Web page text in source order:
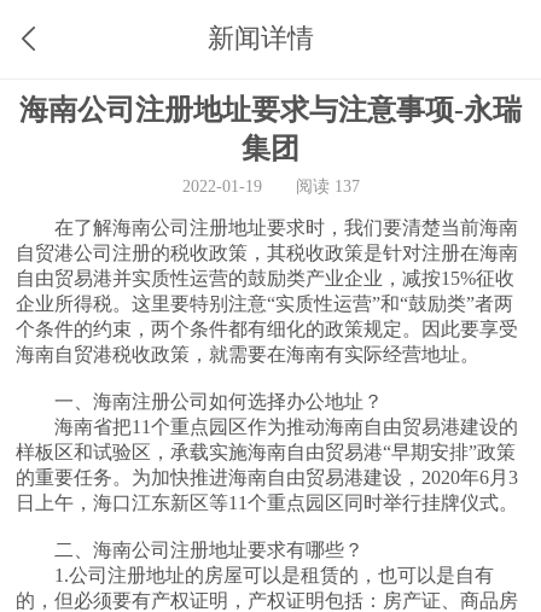
新闻详情
海南公司注册地址要求与注意事项-永瑞
集团
2022-01-19 阅读 137
在了解海南公司注册地址要求时，我们要清楚当前海南
自贸港公司注册的税收政策，其税收政策是针对注册在海南
自由贸易港并实质性运营的鼓励类产业企业，减按15%征收
企业所得税。这里要特别注意“实质性运营”和“鼓励类”者两
个条件的约束，两个条件都有细化的政策规定。因此要享受
海南自贸港税收政策，就需要在海南有实际经营地址。
一、海南注册公司如何选择办公地址？
海南省把11个重点园区作为推动海南自由贸易港建设的
样板区和试验区，承载实施海南自由贸易港“早期安排”政策
的重要任务。为加快推进海南自由贸易港建设，2020年6月3
日上午，海口江东新区等11个重点园区同时举行挂牌仪式。
二、海南公司注册地址要求有哪些？
1.公司注册地址的房屋可以是租赁的，也可以是自有
的，但必须要有产权证明，产权证明包括：房产证、商品房